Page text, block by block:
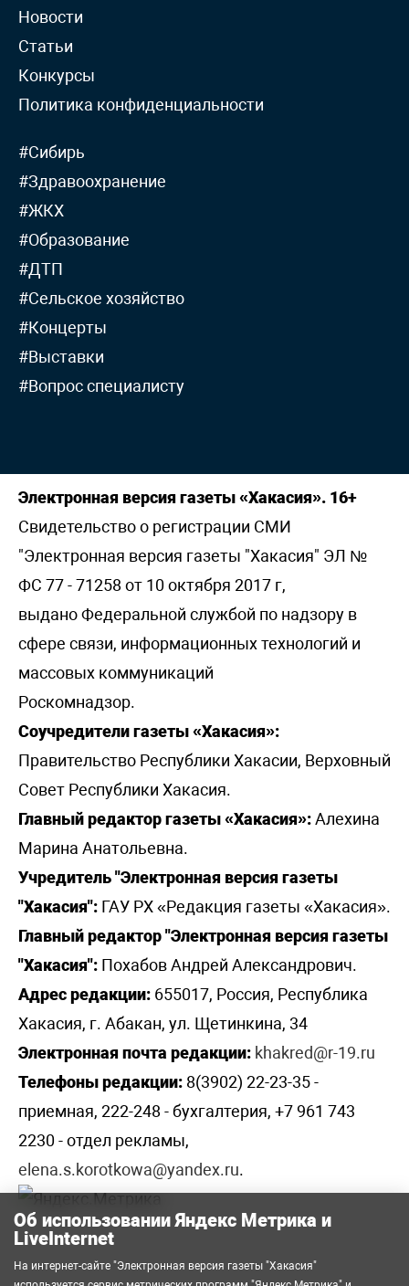
Новости
Статьи
Конкурсы
Политика конфиденциальности
#Сибирь
#Здравоохранение
#ЖКХ
#Образование
#ДТП
#Сельское хозяйство
#Концерты
#Выставки
#Вопрос специалисту
Электронная версия газеты «Хакасия». 16+
Свидетельство о регистрации СМИ
"Электронная версия газеты "Хакасия" ЭЛ №
ФС 77 - 71258 от 10 октября 2017 г,
выдано Федеральной службой по надзору в
сфере связи, информационных технологий и
массовых коммуникаций
Роскомнадзор.
Соучредители газеты «Хакасия»:
Правительство Республики Хакасии, Верховный
Совет Республики Хакасия.
Главный редактор газеты «Хакасия»:Алехина
Марина Анатольевна.
Учредитель "Электронная версия газеты
"Хакасия": ГАУ РХ «Редакция газеты «Хакасия».
Главный редактор "Электронная версия газеты
"Хакасия": Похабов Андрей Александрович.
Адрес редакции: 655017, Россия, Республика
Хакасия, г. Абакан, ул. Щетинкина, 34
Электронная почта редакции: khakred@r-19.ru
Телефоны редакции: 8(3902) 22-23-35 -
приемная, 222-248 - бухгалтерия, +7 961 743
2230 - отдел рекламы,
elena.s.korotkowa@yandex.ru.
Об использовании Яндекс Метрика и
LiveInternet
На интернет-сайте "Электронная версия газеты "Хакасия"